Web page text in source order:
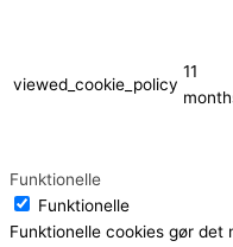
viewed_cookie_policy
11
Funktionelle
Funktionelle
Funktionelle cookies gør det